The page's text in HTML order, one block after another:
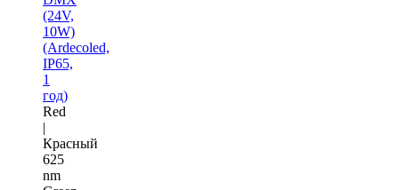
(24V,
10W)
(Ardecoled,
IP65,
1
год)
Red
|
Красный
625
nm